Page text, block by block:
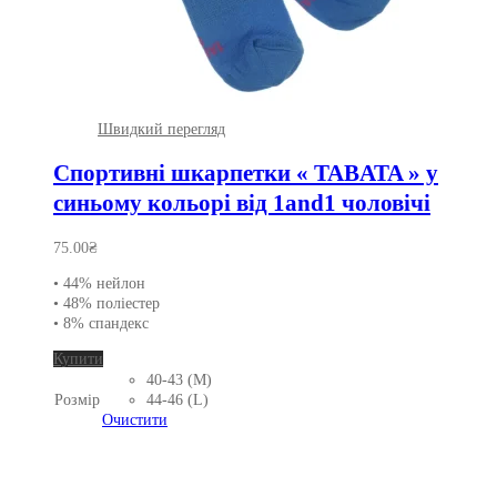
Швидкий перегляд
Спортивні шкарпетки « TABATA » у
синьому кольорі від 1and1 чоловічі
75.00₴
• 44% нейлон
• 48% поліестер
• 8% спандекс
Купити
товар
кілька
Розмір
40-43 (M)
44-46 (L)
Очистити